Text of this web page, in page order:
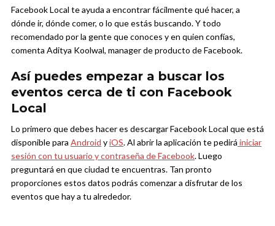
Facebook Local te ayuda a encontrar fácilmente qué hacer, a
dónde ir, dónde comer, o lo que estás buscando. Y todo
recomendado por la gente que conoces y en quien confías,
comenta Aditya Koolwal, manager de producto de Facebook.
Así puedes empezar a buscar los
eventos cerca de ti con Facebook
Local
Lo primero que debes hacer es descargar Facebook Local que está
disponible para Android yiOS. Al abrir la aplicación te pedirá iniciar
sesión con tu usuario y contraseña de Facebook. Luego
preguntará en que ciudad te encuentras. Tan pronto
proporciones estos datos podrás comenzar a disfrutar de los
eventos que hay a tu alrededor.